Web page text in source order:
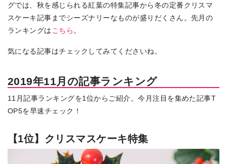
グでは、秋を感じられる紅葉の特集記事から冬の定番クリスマ
スケーキ記事までシーズナリーなものが盛りだくさん。先月の
ランキングは こちら 。
気になる記事はチェックしてみてくださいね。
2019年11月の記事ランキング
11月記事ランキングを1位からご紹介。今月注目を集めた記事T
OP5を早速チェック！
【1位】クリスマスケーキ特集